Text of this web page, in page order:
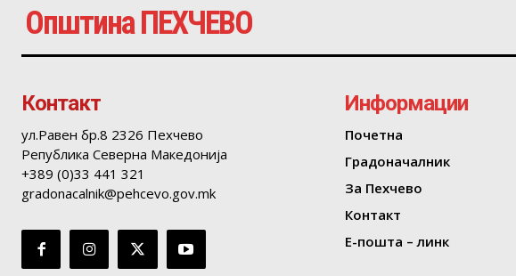
Општина ПЕХЧЕВО
Контакт
ул.Равен бр.8 2326 Пехчево
Република Северна Македонија
+389 (0)33 441 321
gradonacalnik@pehcevo.gov.mk
Информации
Почетна
Градоначалник
За Пехчево
Контакт
Е-пошта – линк